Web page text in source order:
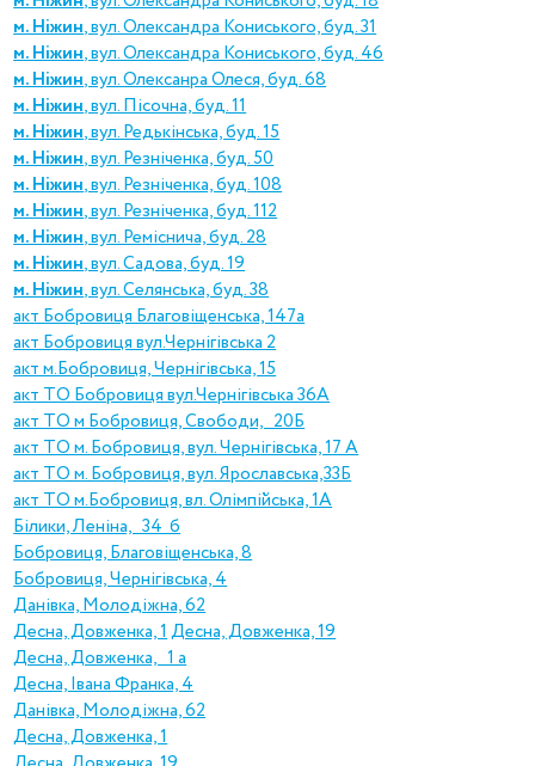
м. Ніжин, вул. Олександра Кониського, буд. 31
м. Ніжин, вул. Олександра Кониського, буд. 46
м. Ніжин, вул. Олексанра Олеся, буд. 68
м. Ніжин, вул. Пісочна, буд. 11
м. Ніжин, вул. Редькінська, буд. 15
м. Ніжин, вул. Резніченка, буд. 50
м. Ніжин, вул. Резніченка, буд. 108
м. Ніжин, вул. Резніченка, буд. 112
м. Ніжин, вул. Реміснича, буд. 28
м. Ніжин, вул. Садова, буд. 19
м. Ніжин, вул. Селянська, буд. 38
акт Бобровиця Благовіщенська, 147а
акт Бобровиця вул.Чернігівська 2
акт м.Бобровиця, Чернігівська, 15
акт ТО Бобровиця вул.Чернігівська 36А
акт ТО м Бобровиця, Свободи, 20Б
акт ТО м. Бобровиця, вул. Чернігівська, 17 А
акт ТО м. Бобровиця, вул. Ярославська,33Б
акт ТО м.Бобровиця, вл. Олімпійська, 1А
Білики, Леніна, 34 б
Бобровиця, Благовіщенська, 8
Бобровиця, Чернігівська, 4
Данівка, Молодіжна, 62
Десна, Довженка, 1Десна, Довженка, 19
Десна, Довженка, 1 а
Десна, Івана Франка, 4
Данівка, Молодіжна, 62
Десна, Довженка, 1